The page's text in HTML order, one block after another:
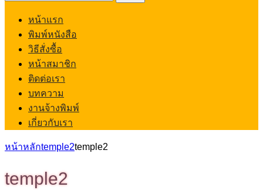
หน้าแรก
พิมพ์หนังสือ
วิธีสั่งซื้อ
หน้าสมาชิก
ติดต่อเรา
บทความ
งานจ้างพิมพ์
เกี่ยวกับเรา
หน้าหลักtemple2temple2
temple2